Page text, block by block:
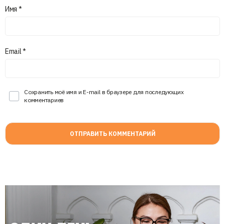
Имя *
Email*
Сохранить моё имя и E-mail в браузере для последующих
комментариев